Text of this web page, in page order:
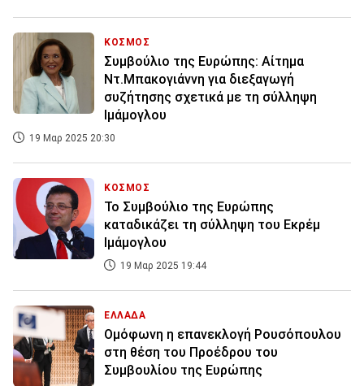
ΚΟΣΜΟΣ
Συμβούλιο της Ευρώπης: Αίτημα
Ντ.Μπακογιάννη για διεξαγωγή
συζήτησης σχετικά με τη σύλληψη
Ιμάμογλου
19 Μαρ 2025 20:30
ΚΟΣΜΟΣ
Το Συμβούλιο της Ευρώπης
καταδικάζει τη σύλληψη του Εκρέμ
Ιμάμογλου
19 Μαρ 2025 19:44
ΕΛΛΑΔΑ
Ομόφωνη η επανεκλογή Ρουσόπουλου
στη θέση του Προέδρου του
Συμβουλίου της Ευρώπης